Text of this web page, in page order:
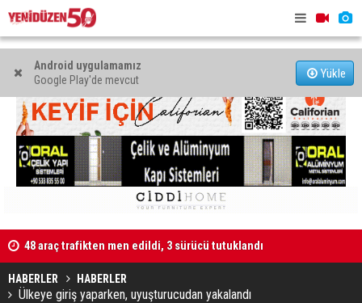
Android uygulamamız
Google Play'de mevcut
Yükle
48 araç trafikten men edildi, 3 sürücü tutuklandı
Kaldırıma düşen scooter sürücüsü yaralandı
HABERLER HABERLER
Ülkeye giriş yaparken, uyuşturucudan yakalandı